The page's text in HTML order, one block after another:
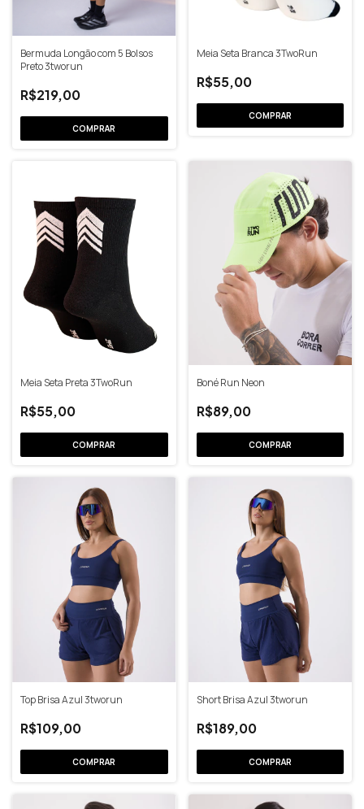
Bermuda Longão com 5 Bolsos
Preto 3tworun
R$219,00
COMPRAR
Meia Seta Branca 3TwoRun
R$55,00
Meia Seta Preta 3TwoRun
R$55,00
Boné Run Neon
R$89,00
Top Brisa Azul 3tworun
R$109,00
COMPRAR
Short Brisa Azul 3tworun
R$189,00
COMPRAR